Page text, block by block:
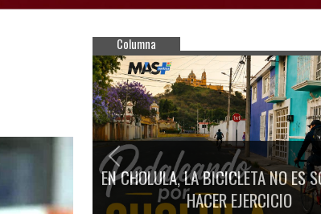
Columna
EN CHOLULA, LA BICICLETA NO ES
HACER EJERCICIO
Previous